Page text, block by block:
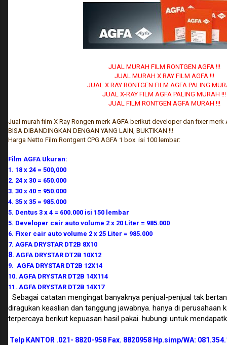
JUAL MURAH FILM RONTGEN AGFA !!!
JUAL MURAH X RAY FILM AGFA !!!
JUAL X RAY RONTGEN FILM AGFA PALING
JUAL X-RAY FILM AGFA PALING MURAH !!!
JUAL FILM RONTGEN AGFA MURAH !!!
Jual murah film X Ray Rongen merk AGFA berikut developer dan fixer merk
BISA DIBANDINGKAN DENGAN YANG LAIN, BUKTIKAN !!!
Harga Netto Film Rontgent CPG AGFA 1 box isi 100 lembar:
Film AGFA Ukuran:
1. 18 x 24 = 500,000
2. 24 x 30 = 650.000
3. 30 x 40 = 950.000
4. 35 x 35 = 985.000
5. Dentus 3 x 4 = 600.000 isi 150 lembar
5. Developer cair auto volume 2 x 20 Liter = 985.000
6. Fixer cair auto volume 2 x 25 Liter = 985.000
7. AGFA DRYSTAR DT2B 8X10
8. AGFA DRYSTAR DT2B 10X12
9. AGFA DRYSTAR DT2B 12X14
10. AGFA DRYSTAR DT2B 14X114
11. AGFA DRYSTAR DT2B 14X17
Sebagai catatan mengingat banyaknya penjual-penjual tak
diragukan keaslian dan tanggung jawabnya. hanya di perusahaan
terpercaya berikut kepuasan hasil pakai. hubungi untuk
Telp KANTOR .021- 8820-958 Fax. 8820958 Hp.simp/WA: